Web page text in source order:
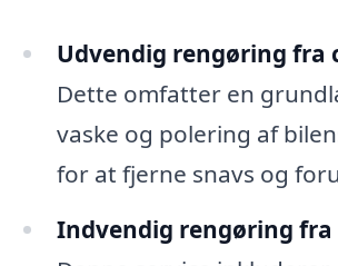
Udvendig rengøring fra
Dette omfatter en
vaske og polering af
for at fjerne snavs og
Indvendig rengøring fra